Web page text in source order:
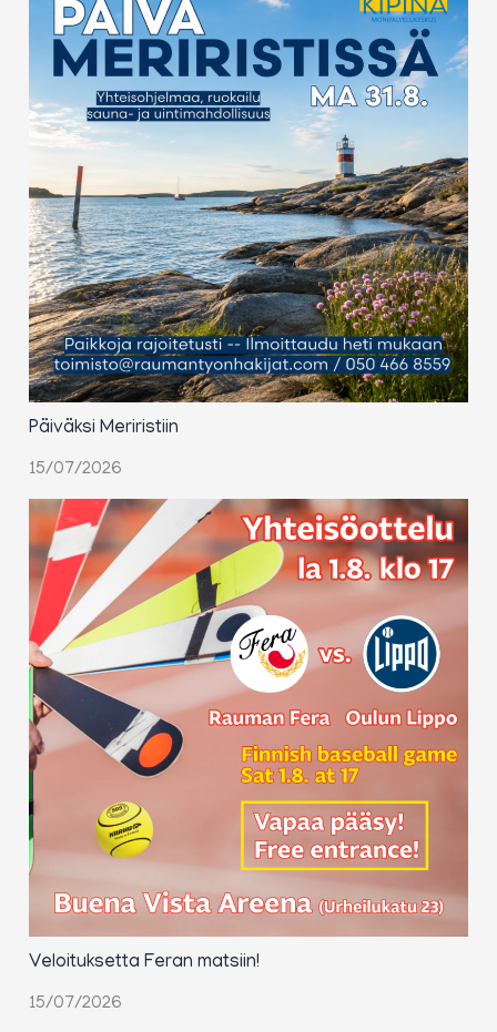
Päiväksi Meriristiin
15/07/2026
Veloituksetta Feran matsiin!
15/07/2026